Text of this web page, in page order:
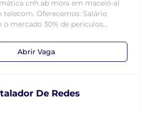
cnh ab mora em maceió-al
telecom. Oferecemos: Salário
mercado 30% de periculos...
Abrir Vaga
De Redes